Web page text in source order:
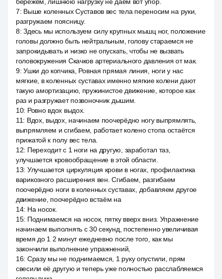
7: Выше коленных Суставов вес тела переносим на руки,
разгружаем поясницу.
8:Здесь мы используем силу крупных мышц ног, положение
головы должно быть нейтральным, голову стараемся не
запрокидывать и низко не опускать, чтобы не вызвать
головокружения Скачков артериального давления от мак.
9:Ушки до копчика, Ровная прямая линия, ноги у нас
мягкие, в коленных суставах именно мягкие колени дают
такую амортизацию, пружинистое движение, которое как
раз и разгружает позвоночник дышим.
10: Ровно вдох выдох.
11: Вдох, выдох, начинаем поочерёдно ногу выпрямлять,
выпрямляем и сгибаем, работает колено стопа остаётся
прижатой к полу вес тела.
12: Переходит с 1 ноги на другую, заработал таз,
улучшается кровообращение в этой области.
13: Улучшается циркуляция крови в ногах, профилактика
варикозного расширения вен. Сгибаем, разгибаем
поочерёдно ноги в коленных суставах, добавляем другое
движение, поочерёдно встаём на
14: На носок.
15: Поднимаемся на носок, пятку вверх вниз. Упражнение
начинаем выполнять с 30 секунд, постепенно увеличивая
время до 1 2 минут ежедневно после того, как мы
закончили выполнение упражнений,
16: Сразу мы не поднимаемся, 1 руку опустили, прям
свесили её другую и теперь уже полностью расслабляемся